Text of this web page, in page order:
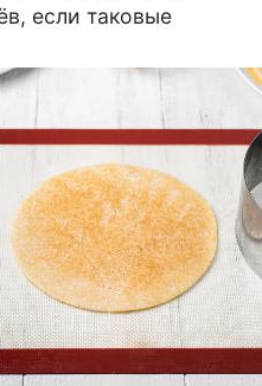
если таковые